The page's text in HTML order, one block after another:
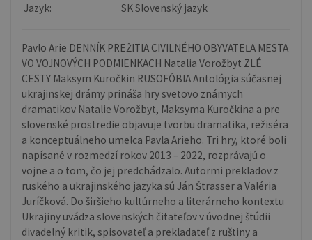
Jazyk:
SK Slovenský jazyk
Pavlo Arie DENNÍK PREŽITIA CIVILNÉHO OBYVATEĽA MESTA
VO VOJNOVÝCH PODMIENKACH Natalia Vorožbyt ZLÉ
CESTY Maksym Kuročkin RUSOFÓBIA Antológia súčasnej
ukrajinskej drámy prináša hry svetovo známych
dramatikov Natalie Vorožbyt, Maksyma Kuročkina a pre
slovenské prostredie objavuje tvorbu dramatika, režiséra
a konceptuálneho umelca Pavla Arieho. Tri hry, ktoré boli
napísané v rozmedzí rokov 2013 – 2022, rozprávajú o
vojne a o tom, čo jej predchádzalo. Autormi prekladov z
ruského a ukrajinského jazyka sú Ján Štrasser a Valéria
Juríčková. Do širšieho kultúrneho a literárneho kontextu
Ukrajiny uvádza slovenských čitateľov v úvodnej štúdii
divadelný kritik, spisovateľ a prekladateľ z ruštiny a